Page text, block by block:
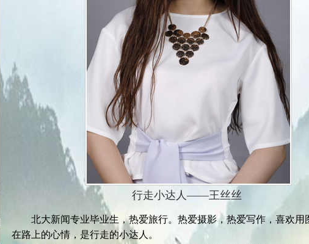
行走小达人——王丝丝
北大新闻专业毕业生，热爱旅行。热爱摄影，热爱写作，喜欢用
在路上的心情，是行走的小达人。